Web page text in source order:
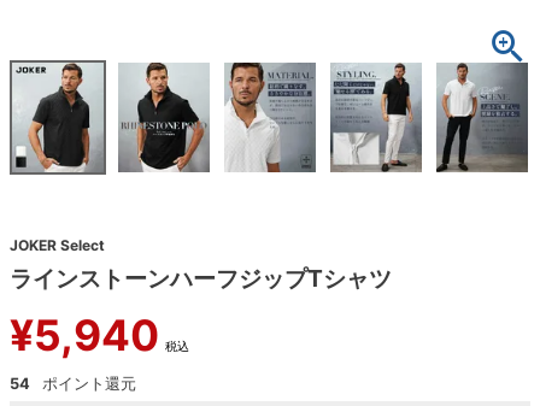
JOKER Select
ラインストーンハーフジップTシャツ
¥5,940 税込
54